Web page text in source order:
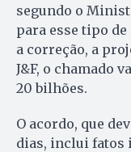
segundo o
para esse tipo
a correção, a
J&F, o chamado
20 bilhões.
O acordo, que
dias, inclui fatos